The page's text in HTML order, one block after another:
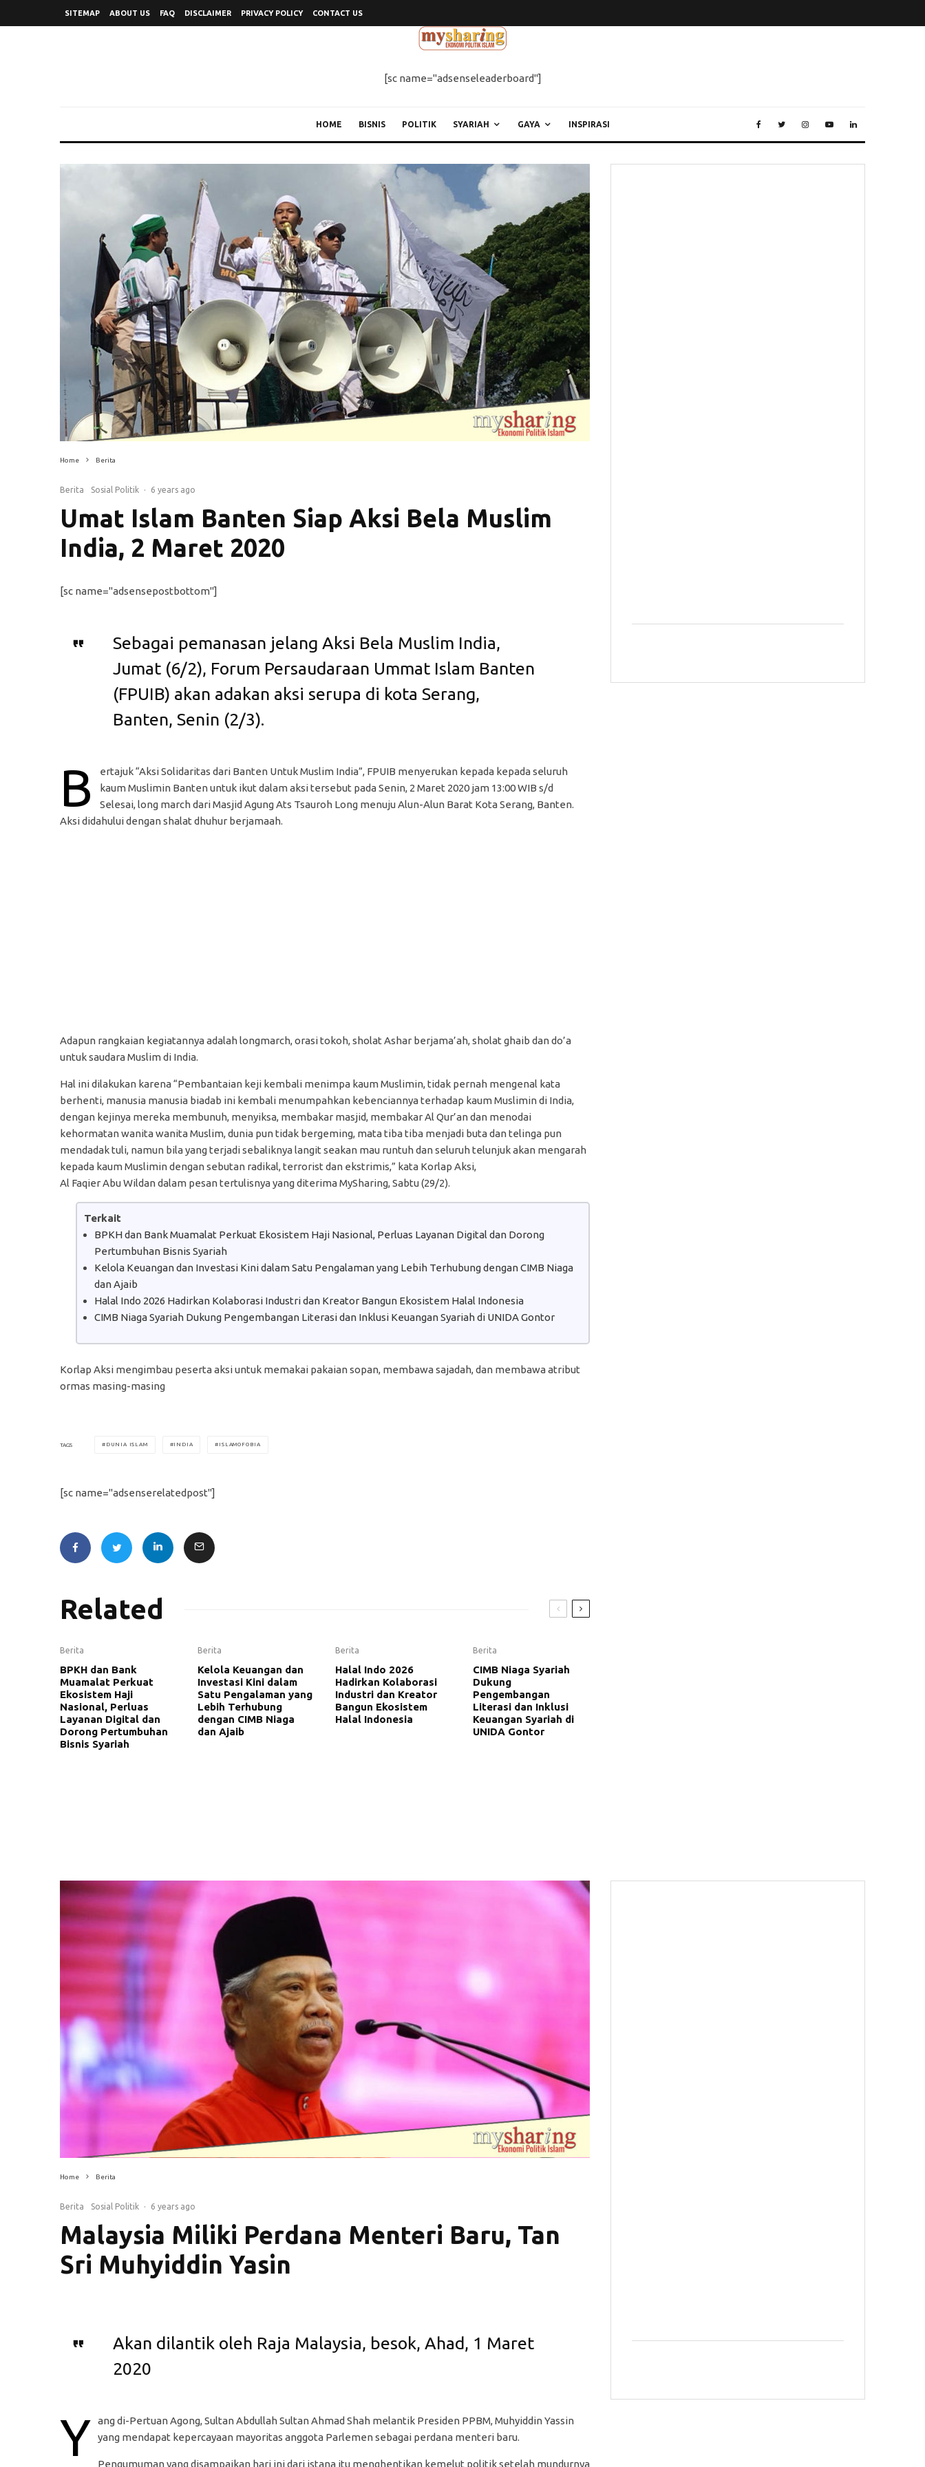
SITEMAP ABOUT US FAQ DISCLAIMER PRIVACY POLICY CONTACT US
[sc name="adsenseleaderboard"]
HOME BISNIS POLITIK SYARIAH GAYA INSPIRASI
Home Berita
Berita Sosial Politik · 6 years ago
Umat Islam Banten Siap Aksi Bela Muslim
India, 2 Maret 2020
[sc name="adsensepostbottom"]
Sebagai pemanasan jelang Aksi Bela Muslim India,
Jumat (6/2), Forum Persaudaraan Ummat Islam Banten
(FPUIB) akan adakan aksi serupa di kota Serang,
Banten, Senin (2/3).
B
ertajuk “Aksi Solidaritas dari Banten Untuk Muslim India”, FPUIB menyerukan kepada kepada seluruh
kaum Muslimin Banten untuk ikut dalam aksi tersebut pada Senin, 2 Maret 2020 jam 13:00 WIB s/d
Selesai, long march dari Masjid Agung Ats Tsauroh Long menuju Alun-Alun Barat Kota Serang, Banten.
Aksi didahului dengan shalat dhuhur berjamaah.
Adapun rangkaian kegiatannya adalah longmarch, orasi tokoh, sholat Ashar berjama’ah, sholat ghaib dan do’a
untuk saudara Muslim di India.
Hal ini dilakukan karena “Pembantaian keji kembali menimpa kaum Muslimin, tidak pernah mengenal kata
berhenti, manusia manusia biadab ini kembali menumpahkan kebenciannya terhadap kaum Muslimin di India,
dengan kejinya mereka membunuh, menyiksa, membakar masjid, membakar Al Qur’an dan menodai
kehormatan wanita wanita Muslim, dunia pun tidak bergeming, mata tiba tiba menjadi buta dan telinga pun
mendadak tuli, namun bila yang terjadi sebaliknya langit seakan mau runtuh dan seluruh telunjuk akan mengarah
kepada kaum Muslimin dengan sebutan radikal, terrorist dan ekstrimis,” kata Korlap Aksi,
Al Faqier Abu Wildan dalam pesan tertulisnya yang diterima MySharing, Sabtu (29/2).
Terkait
BPKH dan Bank Muamalat Perkuat Ekosistem Haji Nasional, Perluas Layanan Digital dan Dorong
Pertumbuhan Bisnis Syariah
Kelola Keuangan dan Investasi Kini dalam Satu Pengalaman yang Lebih Terhubung dengan CIMB Niaga
dan Ajaib
Halal Indo 2026 Hadirkan Kolaborasi Industri dan Kreator Bangun Ekosistem Halal Indonesia
CIMB Niaga Syariah Dukung Pengembangan Literasi dan Inklusi Keuangan Syariah di UNIDA Gontor
Korlap Aksi mengimbau peserta aksi untuk memakai pakaian sopan, membawa sajadah, dan membawa atribut
ormas masing-masing
TAGS DUNIA ISLAM INDIA ISLAMOFOBIA
[sc name="adsenserelatedpost"]
Related
Berita
BPKH dan Bank
Muamalat Perkuat
Ekosistem Haji
Nasional, Perluas
Layanan Digital dan
Dorong Pertumbuhan
Bisnis Syariah
Berita
Kelola Keuangan dan
Investasi Kini dalam
Satu Pengalaman yang
Lebih Terhubung
dengan CIMB Niaga
dan Ajaib
Berita
Halal Indo 2026
Hadirkan Kolaborasi
Industri dan Kreator
Bangun Ekosistem
Halal Indonesia
Berita
CIMB Niaga Syariah
Dukung
Pengembangan
Literasi dan Inklusi
Keuangan Syariah di
UNIDA Gontor
Home Berita
Berita Sosial Politik · 6 years ago
Malaysia Miliki Perdana Menteri Baru, Tan
Sri Muhyiddin Yasin
Akan dilantik oleh Raja Malaysia, besok, Ahad, 1 Maret
2020
Y ang di-Pertuan Agong, Sultan Abdullah Sultan Ahmad Shah melantik Presiden PPBM, Muhyiddin Yassin
yang mendapat kepercayaan mayoritas anggota Parlemen sebagai perdana menteri baru.
Pengumuman yang disampaikan hari ini dari istana itu menghentikan kemelut politik setelah mundurnya